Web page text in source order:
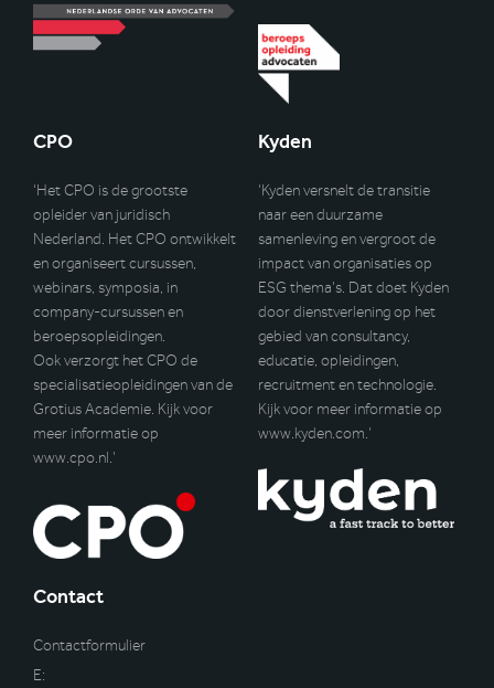
CPO
‘Het CPO is de grootste
opleider van juridisch
Nederland. Het CPO ontwikkelt
en organiseert cursussen,
webinars, symposia, in
company-cursussen en
beroepsopleidingen.
Ook verzorgt het CPO de
specialisatieopleidingen van de
Grotius Academie. Kijk voor
meer informatie op
www.cpo.nl.’
Kyden
‘Kyden versnelt de transitie
naar een duurzame
samenleving en vergroot de
impact van organisaties op
ESG thema’s. Dat doet Kyden
door dienstverlening op het
gebied van consultancy,
educatie, opleidingen,
recruitment en technologie.
Kijk voor meer informatie op
www.kyden.com.’
Contact
Contactformulier
E: